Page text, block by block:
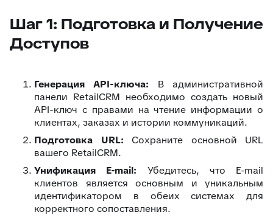
Шаг 1: Подготовка и Получение
Доступов
Генерация API-ключа: В административной
панели RetailCRM необходимо создать новый
API-ключ с правами на чтение информации о
клиентах, заказах и истории коммуникаций.
Подготовка URL: Сохраните основной URL
вашего RetailCRM.
Унификация E-mail: Убедитесь, что E-mail
клиентов является основным и уникальным
идентификатором в обеих системах для
корректного сопоставления.